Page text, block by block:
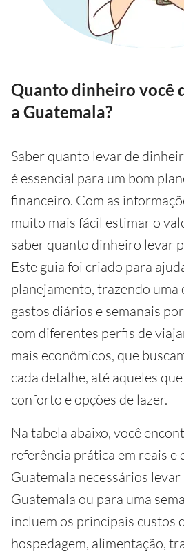
Quanto dinheiro você
a Guatemala?
Saber quanto levar de
é essencial para um bom
financeiro. Com as
muito mais fácil estimar o
saber quanto dinheiro levar
Este guia foi criado para
planejamento, trazendo uma
gastos diários e semanais
com diferentes perfis de
mais econômicos, que
cada detalhe, até aqueles
conforto e opções de lazer.
Na tabela abaixo, você
referência prática em reais e
Guatemala necessários
Guatemala ou para uma
incluem os principais custos
hospedagem, alimentação,